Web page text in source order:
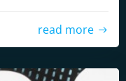
read more